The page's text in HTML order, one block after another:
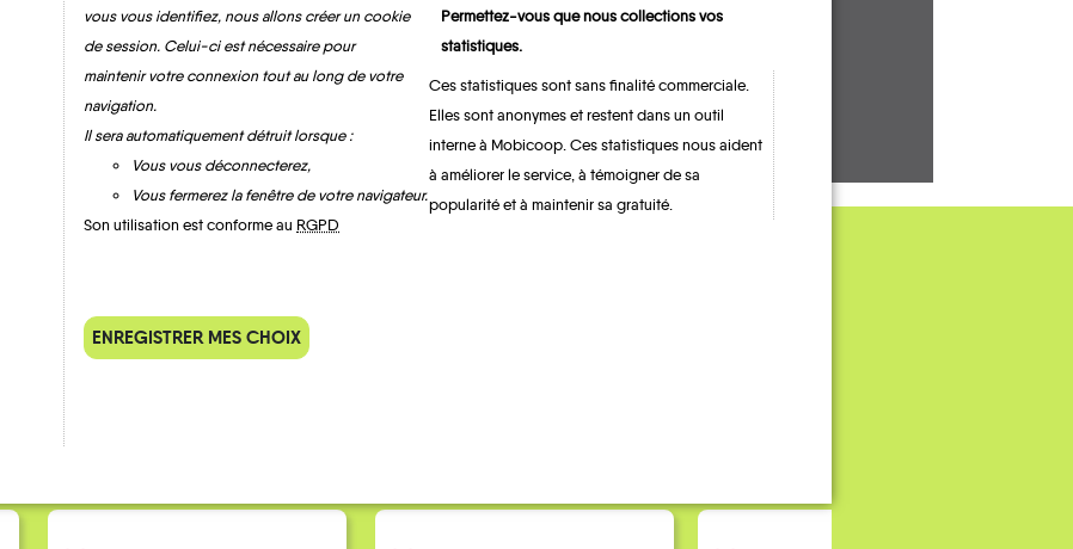
Wasigny
QUELQUES
Témoignages
vous vous identifiez, nous allons créer un cookie
de session. Celui-ci est nécessaire pour
maintenir votre connexion tout au long de votre
navigation.
Il sera automatiquement détruit lorsque :
Vous vous déconnecterez,
Vous fermerez la fenêtre de votre navigateur.
Son utilisation est conforme au RGPD
Permettez-vous que nous collections vos
statistiques.
Ces statistiques sont sans finalité commerciale.
Elles sont anonymes et restent dans un outil
interne à Mobicoop. Ces statistiques nous aident
à améliorer le service, à témoigner de sa
popularité et à maintenir sa gratuité.
ENREGISTRER MES CHOIX